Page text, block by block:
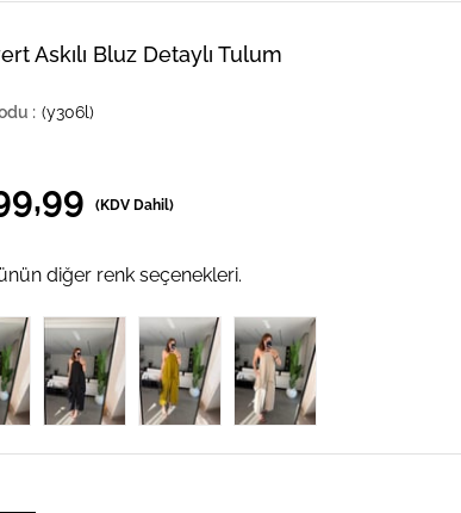
Askılı Bluz Detaylı Tulum
(y306l)
(KDV Dahil)
diğer renk seçenekleri.